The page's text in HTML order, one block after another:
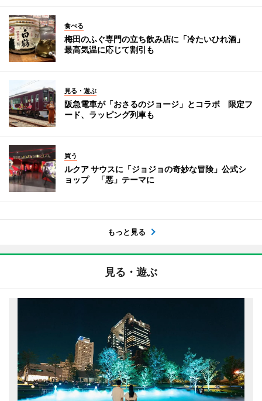
食べる
梅田のふぐ専門の立ち飲み店に「冷たいひれ酒」
最高気温に応じて割引も
見る・遊ぶ
阪急電車が「おさるのジョージ」とコラボ 限定フ
ード、ラッピング列車も
買う
ルクア サウスに「ジョジョの奇妙な冒険」公式シ
ョップ 「悪」テーマに
もっと見る
見る・遊ぶ